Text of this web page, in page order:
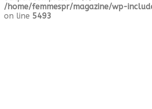
/home/femmespr/magazine/wp-
on line 5493